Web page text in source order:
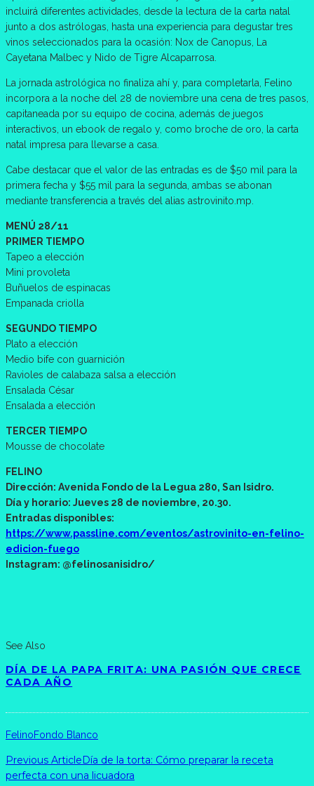
incluirá diferentes actividades, desde la lectura de la carta natal
junto a dos astrólogas, hasta una experiencia para degustar tres
vinos seleccionados para la ocasión: Nox de Canopus, La
Cayetana Malbec y Nido de Tigre Alcaparrosa.
La jornada astrológica no finaliza ahí y, para completarla, Felino
incorpora a la noche del 28 de noviembre una cena de tres pasos,
capitaneada por su equipo de cocina, además de juegos
interactivos, un ebook de regalo y, como broche de oro, la carta
natal impresa para llevarse a casa.
Cabe destacar que el valor de las entradas es de $50 mil para la
primera fecha y $55 mil para la segunda, ambas se abonan
mediante transferencia a través del alias astrovinito.mp.
MENÚ 28/11
PRIMER TIEMPO
Tapeo a elección
Mini provoleta
Buñuelos de espinacas
Empanada criolla
SEGUNDO TIEMPO
Plato a elección
Medio bife con guarnición
Ravioles de calabaza salsa a elección
Ensalada César
Ensalada a elección
TERCER TIEMPO
Mousse de chocolate
FELINO
Dirección: Avenida Fondo de la Legua 280, San Isidro.
Día y horario: Jueves 28 de noviembre, 20.30.
Entradas disponibles:
https://www.passline.com/eventos/astrovinito-en-felino-
edicion-fuego
Instagram: @felinosanisidro/
See Also
DÍA DE LA PAPA FRITA: UNA PASIÓN QUE CRECE
CADA AÑO
FelinoFondo Blanco
Previous Article Día de la torta: Cómo preparar la receta
perfecta con una licuadora